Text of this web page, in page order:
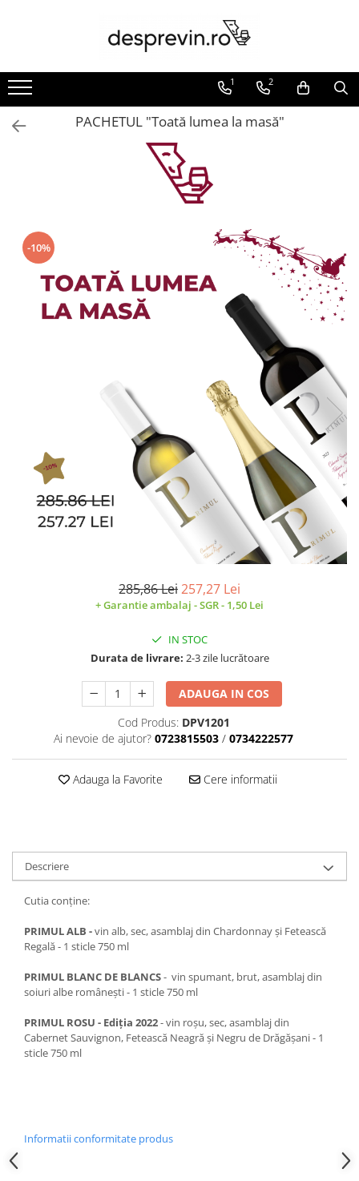
Crama S.E.R.V.E
Crama LILIAC
Crama RASOVA
Via Viticola SARICA NICULITEL
Villa VINEA
Domeniile AVERESTI
Crama MARCEA Stefanesti
Crama JIDVEI
Crama JELNA
GRAMOFON Wine
Crama PURCARI
Grup FRESCOBALDI
VINUL Bikers For Humanity
Crama BALLA GEZA
Vinuri SPANIA
Domeniile SÂMBUREȘTI
FAUTOR Winery
PRIMUL
Domeniile PANCIU
The ICONIC Estate
Crama Petro VASELO
Vinuri din GRECIA
Crama BUDUREASCA
1 2
PACHETUL "Toată lumea la masă"
-10%
285,86 Lei257,27 Lei
+ Garantie ambalaj - SGR - 1,50 Lei
IN STOC
Durata de livrare: 2-3 zile lucrătoare
ADAUGA IN COS
Cod Produs: DPV1201
Ai nevoie de ajutor? 0723815503 / 0734222577
Adauga la Favorite Cere informatii
Descriere
Cutia conține:
PRIMUL ALB -vin alb, sec, asamblaj din Chardonnay şi Fetească
Regală - 1 sticle 750 ml
PRIMUL BLANC DE BLANCS- vin spumant, brut, asamblaj din
soiuri albe românești - 1 sticle 750 ml
PRIMUL ROSU - Ediția 2022- vin roșu, sec, asamblaj din
Cabernet Sauvignon, Fetească Neagră și Negru de Drăgășani - 1
sticle 750 ml
Informatii conformitate produs